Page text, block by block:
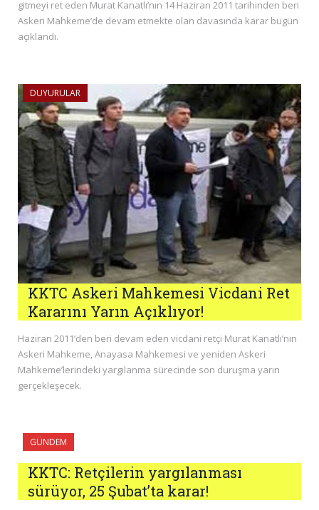
gitmeyi ret eden Murat Kanatlı’nın 14 Haziran 2011 tarihinden beri
Askeri Mahkeme’de devam etmekte olan davasında karar bugün
açıklandı.
DUYURULAR
KKTC Askeri Mahkemesi Vicdani Ret
Kararını Yarın Açıklıyor!
Haziran 2011’den beri devam eden vicdani retçi Murat Kanatlı’nın
Askeri Mahkeme, Anayasa Mahkemesi ve yeniden Askeri
Mahkeme’lerindeki yargılanma sürecinde son duruşma yarın
gerçekleşecek.
GÜNDEM
KKTC: Retçilerin yargılanması
sürüyor, 25 Şubat’ta karar!